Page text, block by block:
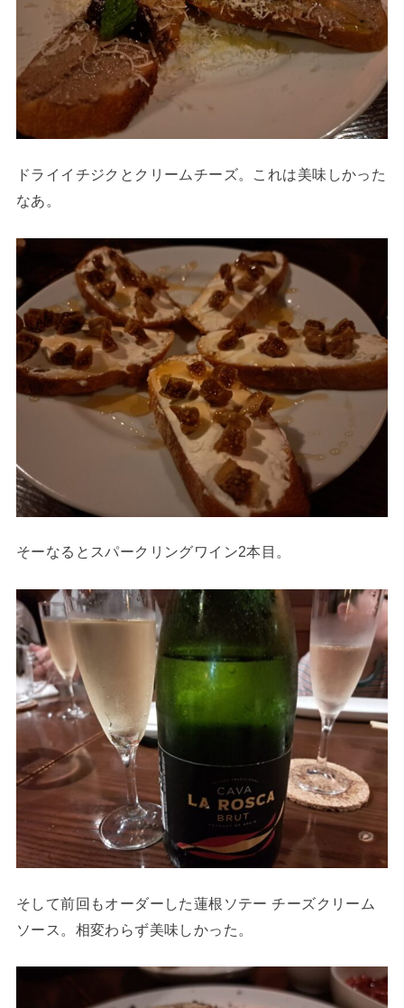
ドライイチジクとクリームチーズ。これは美味しかった
なあ。
そーなるとスパークリングワイン2本目。
そして前回もオーダーした蓮根ソテー チーズクリーム
ソース。相変わらず美味しかった。